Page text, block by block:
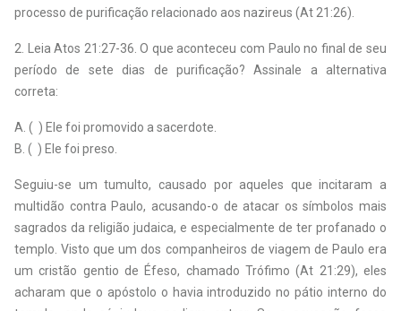
processo de purificação relacionado aos nazireus (At 21:26).
2. Leia Atos 21:27-36. O que aconteceu com Paulo no final de seu
período de sete dias de purificação? Assinale a alternativa
correta:
A. ( ) Ele foi promovido a sacerdote.
B. ( ) Ele foi preso.
Seguiu-se um tumulto, causado por aqueles que incitaram a
multidão contra Paulo, acusando-o de atacar os símbolos mais
sagrados da religião judaica, e especialmente de ter profanado o
templo. Visto que um dos companheiros de viagem de Paulo era
um cristão gentio de Éfeso, chamado Trófimo (At 21:29), eles
acharam que o apóstolo o havia introduzido no pátio interno do